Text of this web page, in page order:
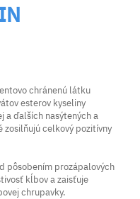
chránenú látku
esterov kyseliny
a ďalších nasýtených a
zosilňujú celkový pozitívny
pôsobením prozápalových
kĺbov a zaisťuje
chrupavky.